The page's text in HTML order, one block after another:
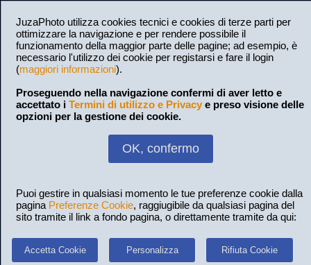
JuzaPhoto utilizza cookies tecnici e cookies di terze parti per
ottimizzare la navigazione e per rendere possibile il
funzionamento della maggior parte delle pagine; ad esempio, è
necessario l'utilizzo dei cookie per registarsi e fare il login
(maggiori informazioni).
Proseguendo nella navigazione confermi di aver letto e
accettato i Termini di utilizzo e Privacy e preso visione delle
opzioni per la gestione dei cookie.
OK, confermo
Puoi gestire in qualsiasi momento le tue preferenze cookie dalla
pagina Preferenze Cookie, raggiugibile da qualsiasi pagina del
sito tramite il link a fondo pagina, o direttamente tramite da qui:
Accetta Cookie Personalizza Rifiuta Cookie